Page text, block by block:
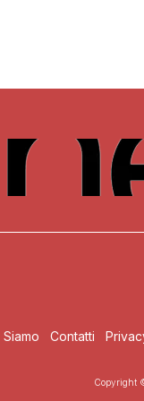
Siamo Contatti
Copyright